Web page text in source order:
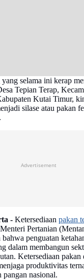
selama ini kerap
Tepian Terap,
Kutai Timur,
silase atau pakan
Advertisement
- Ketersediaan pakan
Pertanian
bahwa penguatan
dalam membangun
Ketersediaan
produktivitas
pangan nasional.